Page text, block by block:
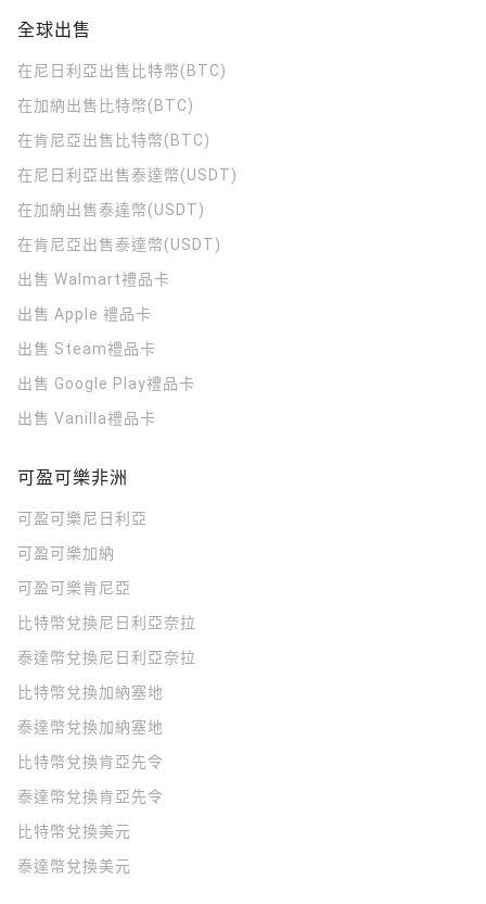
全球出售
在尼日利亞出售比特幣(BTC)
在加納出售比特幣(BTC)
在肯尼亞出售比特幣(BTC)
在尼日利亞出售泰達幣(USDT)
在加納出售泰達幣(USDT)
在肯尼亞出售泰達幣(USDT)
出售 Walmart禮品卡
出售 Apple 禮品卡
出售 Steam禮品卡
出售 Google Play禮品卡
出售 Vanilla禮品卡
可盈可樂非洲
可盈可樂 尼日利亞
可盈可樂加納
可盈可樂肯尼亞
比特幣兌換尼日利亞奈拉
泰達幣兌換尼日利亞奈拉
比特幣兌換加納塞地
泰達幣兌換加納塞地
比特幣兌換肯亞先令
泰達幣兌換肯亞先令
比特幣兌換美元
泰達幣兌換美元